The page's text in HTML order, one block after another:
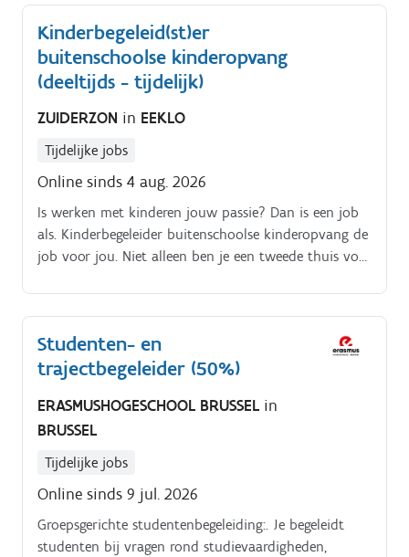
gezinnen.
Kinderbegeleid(st)er
buitenschoolse kinderopvang
(deeltijds - tijdelijk)
ZUIDERZON in EEKLO
Tijdelijke jobs
Online sinds 4 aug. 2026
Is werken met kinderen jouw passie? Dan is een job
als. Kinderbegeleider buitenschoolse kinderopvang de
job voor jou. Niet alleen ben je een tweede thuis voor
Studenten- en
trajectbegeleider (50%)
ERASMUSHOGESCHOOL BRUSSEL in
BRUSSEL
Tijdelijke jobs
Online sinds 9 jul. 2026
Groepsgerichte studentenbegeleiding:. Je begeleidt
studenten bij vragen rond studievaardigheden,